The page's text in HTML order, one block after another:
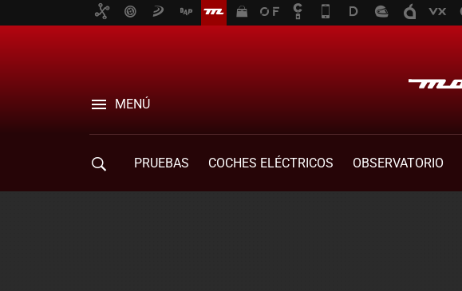
MENÚ
PRUEBAS COCHES ELÉCTRICOS OBSERVATORIO